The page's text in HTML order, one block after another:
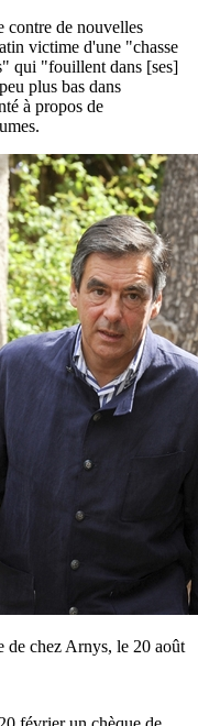
contre de nouvelles
victime d'une "chasse
qui "fouillent dans [ses]
plus bas dans
à propos de
de chez Arnys, le 20 août